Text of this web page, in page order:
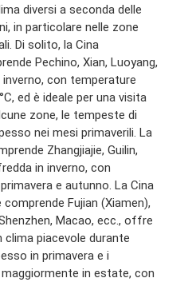
diversi a seconda delle
in particolare nelle zone
Di solito, la Cina
Pechino, Xian, Luoyang,
con temperature
ed è ideale per una visita
zone, le tempeste di
nei mesi primaverili. La
Zhangjiajie, Guilin,
in inverno, con
e autunno. La Cina
Fujian (Xiamen),
Macao, ecc., offre
piacevole durante
in primavera e i
in estate, con